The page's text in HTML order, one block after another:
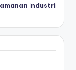
Industri